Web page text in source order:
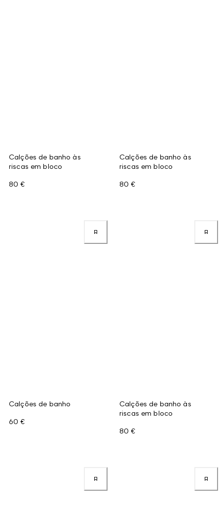
Calções de banho às
riscas em bloco
80 €
Calções de banho às
riscas em bloco
80 €
Calções de banho
60 €
Calções de banho às
riscas em bloco
80 €